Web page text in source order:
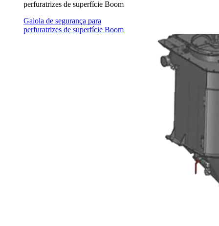
perfuratrizes de superfície Boom
Gaiola de segurança para
perfuratrizes de superfície Boom